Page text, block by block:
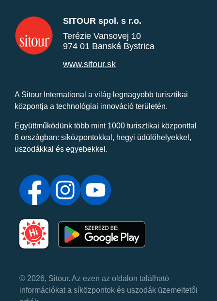
SITOUR spol. s r.o.
Terézie Vansovej 10
974 01 Banská Bystrica
www.sitour.sk
A Sitour International a világ legnagyobb turisztikai
központja a technológiai innováció területén.
Együttműködünk több mint 1000 turisztikai központtal
8 országban: síközpontokkal, hegyi üdülőhelyekkel,
uszodákkal és egyebekkel.
© 2026, Sitour. Az ezen az oldalon található
információkat a síközpontok és uszodák üzemeltetői